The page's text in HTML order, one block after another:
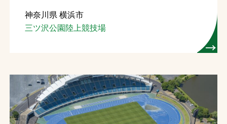
神奈川県 横浜市
三ツ沢公園陸上競技場